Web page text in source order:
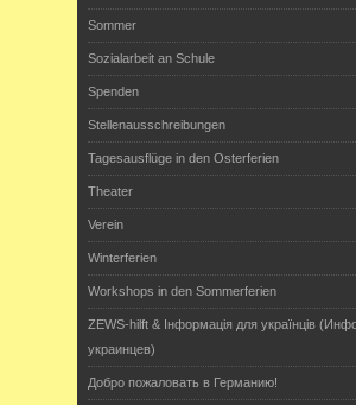
Sommer
Sozialarbeit an Schule
Spenden
Stellenausschreibungen
Tagesausflüge in den Osterferien
Theater
Verein
Winterferien
Workshops in den Sommerferien
ZEWS-hilft & Інформація для українців
украинцев)
Добро пожаловать в Германию!